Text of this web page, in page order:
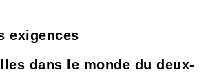
exigences
dans le monde du deux-